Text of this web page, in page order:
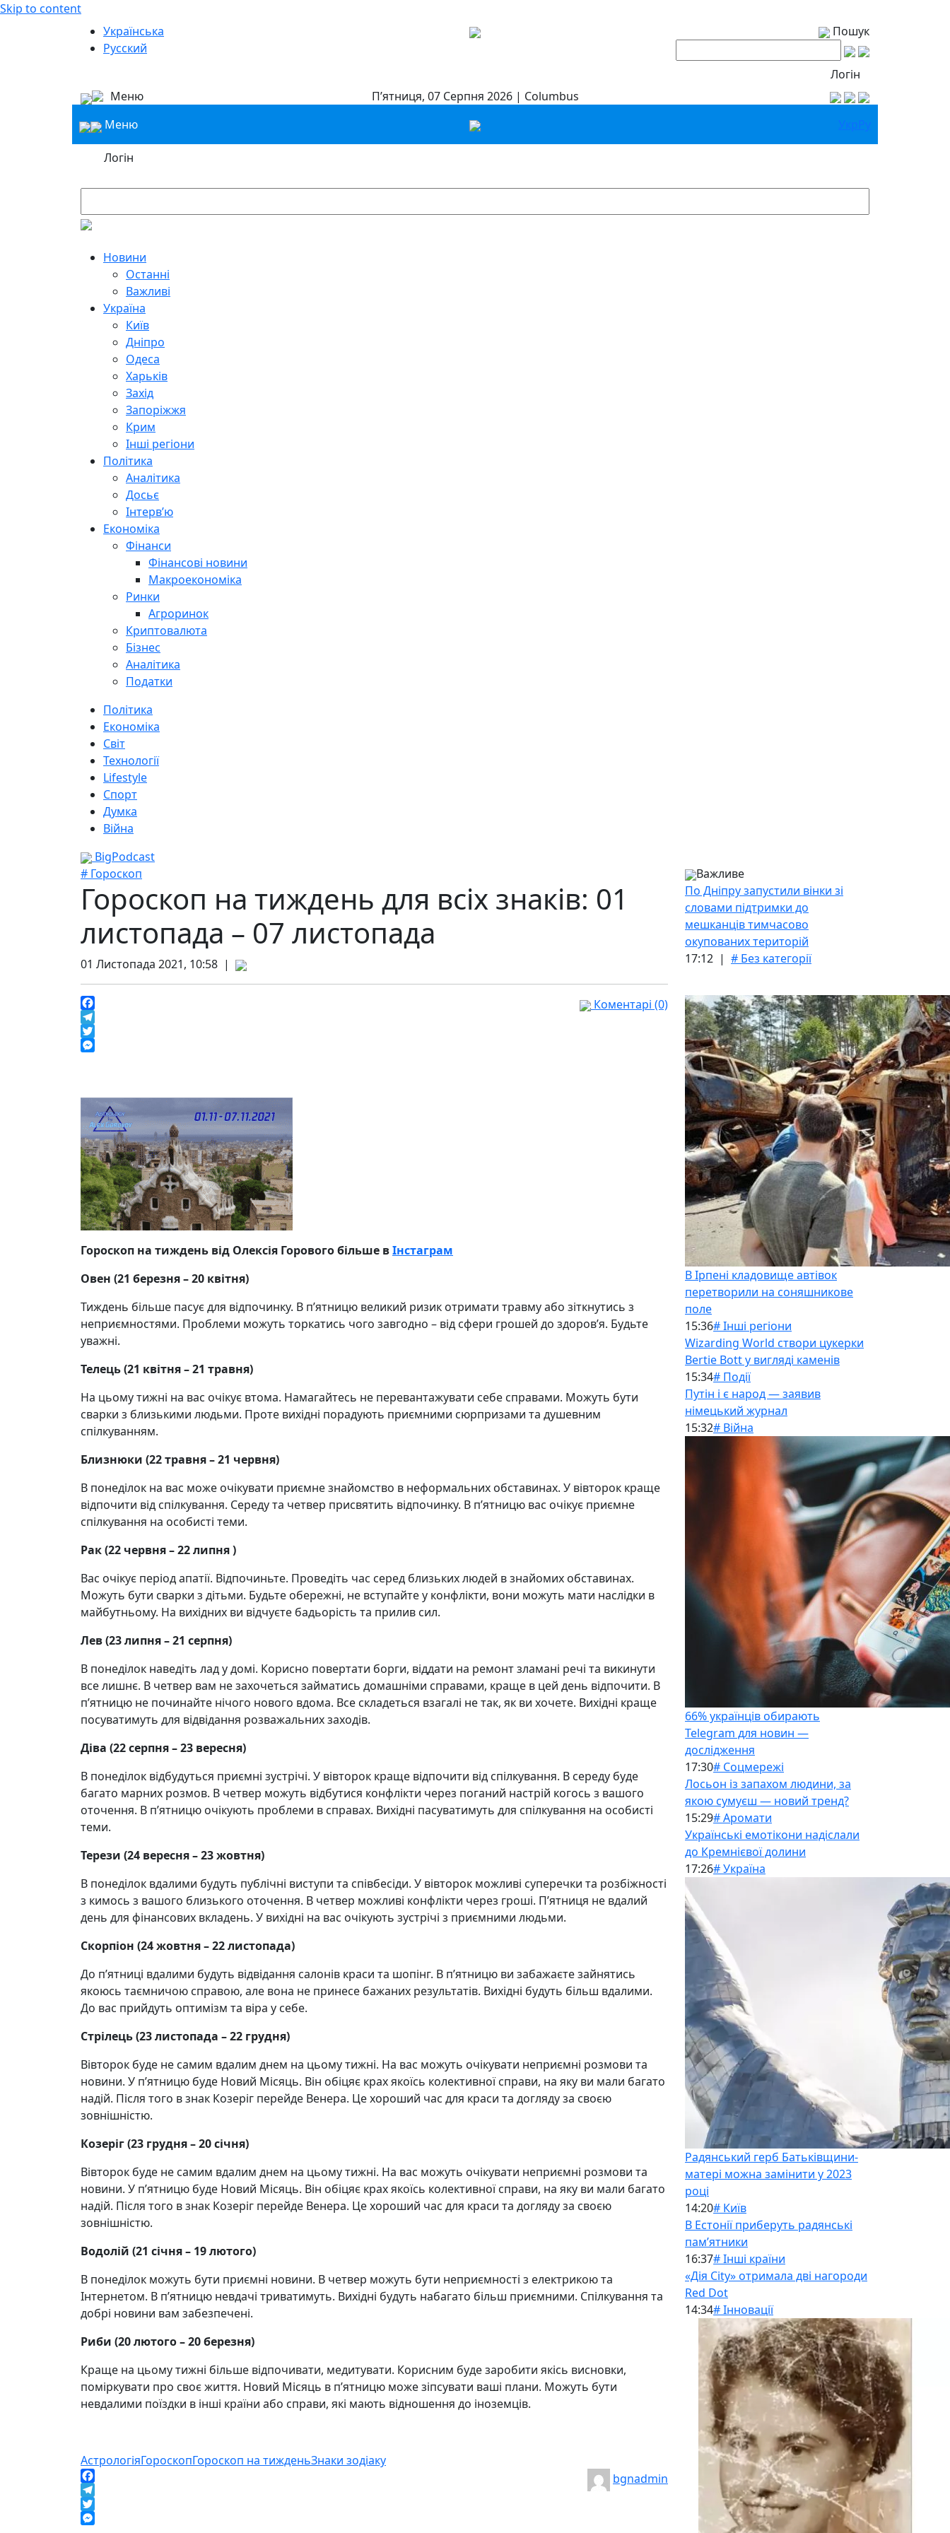
Skip to content
Українська
Русский
Пошук
Логін
Меню
П’ятниця, 07 Серпня 2026 | Columbus
Меню
УкрРу
Логін
Новини
Останні
Важливі
Україна
Київ
Дніпро
Одеса
Харьків
Захід
Запоріжжя
Крим
Інші регіони
Політика
Аналітика
Досьє
Інтерв’ю
Економіка
Фінанси
Фінансові новини
Макроекономіка
Ринки
Агроринок
Криптовалюта
Бізнес
Аналітика
Податки
Політика
Економіка
Світ
Технології
Lifestyle
Спорт
Думка
Війна
BigPodcast
# Гороскоп
Гороскоп на тиждень для всіх знаків: 01
листопада – 07 листопада
01 Листопада 2021, 10:58 |
Facebook
Telegram
Twitter
Коментарі (0)
Гороскоп на тиждень від Олексія Горового більше вІнстаграм
Овен (21 березня – 20 квітня)
Тиждень більше пасує для відпочинку. В п’ятницю великий ризик отримати травму або зіткнутись з
неприємностями. Проблеми можуть торкатись чого завгодно – від сфери грошей до здоров’я. Будьте
уважні.
Телець (21 квітня – 21 травня)
На цьому тижні на вас очікує втома. Намагайтесь не перевантажувати себе справами. Можуть бути
сварки з близькими людьми. Проте вихідні порадують приємними сюрпризами та душевним
спілкуванням.
Близнюки (22 травня – 21 червня)
В понеділок на вас може очікувати приємне знайомство в неформальних обставинах. У вівторок краще
відпочити від спілкування. Середу та четвер присвятить відпочинку. В п’ятницю вас очікує приємне
спілкування на особисті теми.
Рак (22 червня – 22 липня )
Вас очікує період апатії. Відпочиньте. Проведіть час серед близьких людей в знайомих обставинах.
Можуть бути сварки з дітьми. Будьте обережні, не вступайте у конфлікти, вони можуть мати наслідки в
майбутньому. На вихідних ви відчуєте бадьорість та прилив сил.
Лев (23 липня – 21 серпня)
В понеділок наведіть лад у домі. Корисно повертати борги, віддати на ремонт зламані речі та викинути
все лишнє. В четвер вам не захочеться займатись домашніми справами, краще в цей день відпочити. В
п’ятницю не починайте нічого нового вдома. Все складеться взагалі не так, як ви хочете. Вихідні краще
посуватимуть для відвідання розважальних заходів.
Діва (22 серпня – 23 вересня)
В понеділок відбудуться приємні зустрічі. У вівторок краще відпочити від спілкування. В середу буде
багато марних розмов. В четвер можуть відбутися конфлікти через поганий настрій когось з вашого
оточення. В п’ятницю очікують проблеми в справах. Вихідні пасуватимуть для спілкування на особисті
теми.
Терези (24 вересня – 23 жовтня)
В понеділок вдалими будуть публічні виступи та співбесіди. У вівторок можливі суперечки та розбіжності
з кимось з вашого близького оточення. В четвер можливі конфлікти через гроші. П’ятниця не вдалий
день для фінансових вкладень. У вихідні на вас очікують зустрічі з приємними людьми.
Скорпіон (24 жовтня – 22 листопада)
До п’ятниці вдалими будуть відвідання салонів краси та шопінг. В п’ятницю ви забажаєте зайнятись
якоюсь таємничою справою, але вона не принесе бажаних результатів. Вихідні будуть більш вдалими.
До вас прийдуть оптимізм та віра у себе.
Стрілець (23 листопада – 22 грудня)
Вівторок буде не самим вдалим днем на цьому тижні. На вас можуть очікувати неприємні розмови та
новини. У п’ятницю буде Новий Місяць. Він обіцяє крах якоїсь колективної справи, на яку ви мали багато
надій. Після того в знак Козеріг перейде Венера. Це хороший час для краси та догляду за своєю
зовнішністю.
Козеріг (23 грудня – 20 січня)
Вівторок буде не самим вдалим днем на цьому тижні. На вас можуть очікувати неприємні розмови та
новини. У п’ятницю буде Новий Місяць. Він обіцяє крах якоїсь колективної справи, на яку ви мали багато
надій. Після того в знак Козеріг перейде Венера. Це хороший час для краси та догляду за своєю
зовнішністю.
Водолій (21 січня – 19 лютого)
В понеділок можуть бути приємні новини. В четвер можуть бути неприємності з електрикою та
Інтернетом. В п’ятницю невдачі триватимуть. Вихідні будуть набагато більш приємними. Спілкування та
добрі новини вам забезпечені.
Риби (20 лютого – 20 березня)
Краще на цьому тижні більше відпочивати, медитувати. Корисним буде заробити якісь висновки,
поміркувати про своє життя. Новий Місяць в п’ятницю може зіпсувати ваші плани. Можуть бути
невдалими поїздки в інші країни або справи, які мають відношення до іноземців.
АстрологіяГороскопГороскоп на тижденьЗнаки зодіаку
Facebook
Telegram
Twitter
bgnadmin
Важливе
По Дніпру запустили вінки зі
словами підтримки до
мешканців тимчасово
окупованих територій
17:12 | # Без категорії
В Ірпені кладовище автівок
перетворили на соняшникове
поле
15:36# Інші регіони
Wizarding World створи цукерки
Bertie Bott у вигляді каменів
15:34# Події
Путін і є народ — заявив
німецький журнал
15:32# Війна
66% українців обирають
Telegram для новин —
дослідження
17:30# Соцмережі
Лосьон із запахом людини, за
якою сумуєш — новий тренд?
15:29# Аромати
Українські емотікони надіслали
до Кремнієвої долини
17:26# Україна
Радянський герб Батьківщини-
матері можна замінити у 2023
році
14:20# Київ
В Естонії приберуть радянські
памʼятники
16:37# Інші країни
«Дія City» отримала дві нагороди
Red Dot
14:34# Інновації